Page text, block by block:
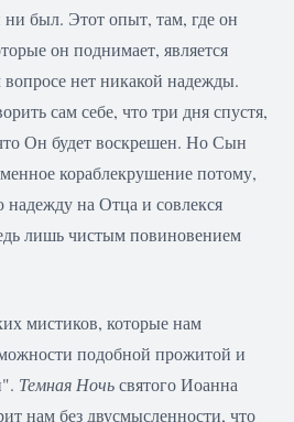
был. Этот опыт, там, где он
он поднимает, является
нет никакой надежды.
сам себе, что три дня спустя,
Он будет воскрешен. Но Сын
кораблекрушение потому,
на Отца и совлекся
лишь чистым повиновением
мистиков, которые нам
подобной прожитой и
Темная Ночьсвятого Иоанна
нам без двусмысленности, что